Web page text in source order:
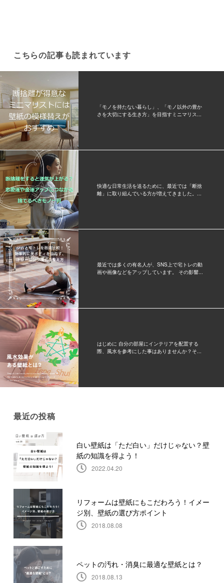
こちらの記事も読まれています
「モノを持たない暮らし」、「モノ以外の豊か
さを大切にする生き方」を目指すミニマリス...
快適な日常生活を送るために、最近では「断捨
離」に取り組んでいる方が増えてきました。...
最近では多くの有名人が、SNS上で宅トレの動
画や画像などをアップしています。 その影響...
はじめに 自分の部屋にインテリアを配置する
際、風水を参考にした事はありませんか？そ...
最近の投稿
白い壁紙は「ただ白い」だけじゃない？壁
紙の知識を得よう！
2022.04.20
リフォームは壁紙にもこだわろう！イメー
ジ別、壁紙の選び方ポイント
2018.08.08
ペットの汚れ・消臭に最適な壁紙とは？
2018.08.13